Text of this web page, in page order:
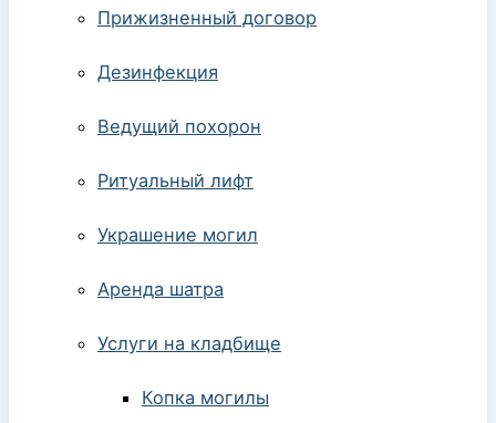
Прижизненный договор
Дезинфекция
Ведущий похорон
Ритуальный лифт
Украшение могил
Аренда шатра
Услуги на кладбище
Копка могилы